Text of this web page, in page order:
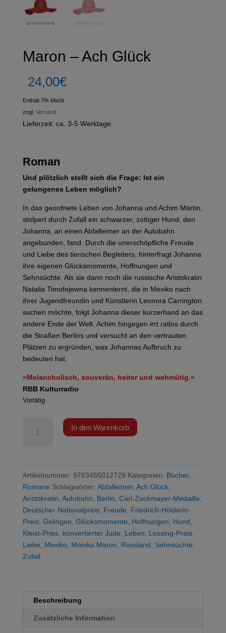
Maron – Ach Glück
24,00€
Enthält 7% MwSt.
zzgl. Versand
Lieferzeit: ca. 3-5 Werktage
Roman
Und plötzlich stellt sich die Frage: Ist ein
gelungenes Leben möglich?
In das geordnete Leben von Johanna und Achim Märtin,
stolpert durch Zufall ein schwarzer, zottiger Hund, den
Johanna, an einen Abfalleimer an der Autobahn
angebunden, fand. Durch die unerschöpfliche Freude
und Liebe des tierischen Begleiters, hinterfragt Johanna
ihre eigenen Glücksmomente, Hoffnungen und
Sehnsüchte. Als sie dann noch die russische Aristokratin
Natalia Timofejewna kennenlernt, die in Mexiko nach
ihrer Jugendfreundin und Künstlerin Leonora Carrington
suchen möchte, folgt Johanna dieser kurzerhand an das
andere Ende der Welt. Achim hingegen irrt ratlos durch
die Straßen Berlins und versucht an den vertrauten
Plätzen zu ergründen, was Johannas Aufbruch zu
bedeuten hat.
»Melancholisch, souverän, heiter und wehmütig.«
RBB Kulturradio
Vorrätig
In den Warenkorb
Artikelnummer: 9783455012729 Kategorien: Bücher,
Romane Schlagwörter: Abfalleimer, Ach Glück,
Aristokratin, Autobahn, Berlin, Carl-Zuckmayer-Medaille,
Deutscher Nationalpreis, Freude, Friedrich-Hölderin-
Preis, Gelingen, Glücksmomente, Hoffnungen, Hund,
Kleist-Pries, konvertierter Jude, Leben, Lessing-Preis,
Liebe, Mexiko, Monika Maron, Russland, Sehnsüchte,
Zufall
Beschreibung
Zusätzliche Information